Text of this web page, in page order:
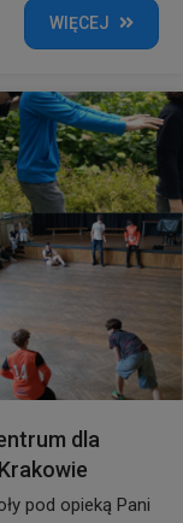
WIĘCEJ
dla
pod opieką Pani